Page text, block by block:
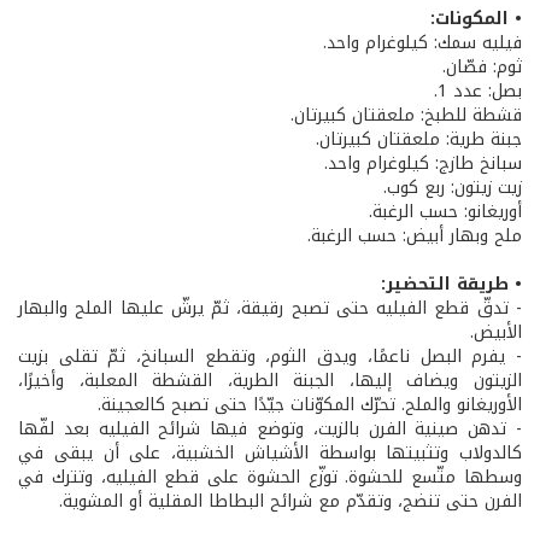
• المكونات:
فيليه سمك: كيلوغرام واحد.
ثوم: فصّان.
بصل: عدد 1.
قشطة للطبخ: ملعقتان كبيرتان.
جبنة طرية: ملعقتان كبيرتان.
سبانخ طازج: كيلوغرام واحد.
زيت زيتون: ربع كوب.
أوريغانو: حسب الرغبة.
ملح وبهار أبيض: حسب الرغبة.
• طريقة التحضير:
- تدقّ قطع الفيليه حتى تصبح رقيقة، ثمّ يرشّ عليها الملح والبهار
الأبيض.
- يفرم البصل ناعمًا، ويدق الثوم، وتقطع السبانخ، ثمّ تقلى بزيت
الزيتون ويضاف إليها، الجبنة الطرية، القشطة المعلبة، وأخيرًا،
الأوريغانو والملح. تحرّك المكوّنات جيّدًا حتى تصبح كالعجينة.
- تدهن صينية الفرن بالزيت، وتوضع فيها شرائح الفيليه بعد لفّها
كالدولاب وتثبيتها بواسطة الأشياش الخشبية، على أن يبقى في
وسطها متّسع للحشوة. توزّع الحشوة على قطع الفيليه، وتترك في
الفرن حتى تنضج، وتقدّم مع شرائح البطاطا المقلية أو المشوية.